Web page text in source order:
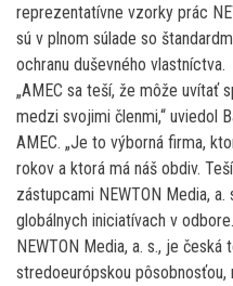
reprezentatívne vzorky prác
sú v plnom súlade so
ochranu duševného vlastníctva.
„AMEC sa teší, že môže uvítať
medzi svojimi členmi,“ uviedol
AMEC. „Je to výborná firma,
rokov a ktorá má náš obdiv.
zástupcami NEWTON Media,
globálnych iniciatívach v
NEWTON Media, a. s., je
stredoeurópskou pôsobnosťou,